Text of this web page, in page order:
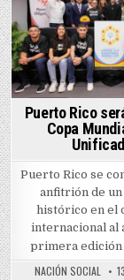
Posted in
Puerto Rico
Copa
Puerto Rico se
anfitrión de
histórico en el
internacional al
primera edición
NACIÓN SOCIAL